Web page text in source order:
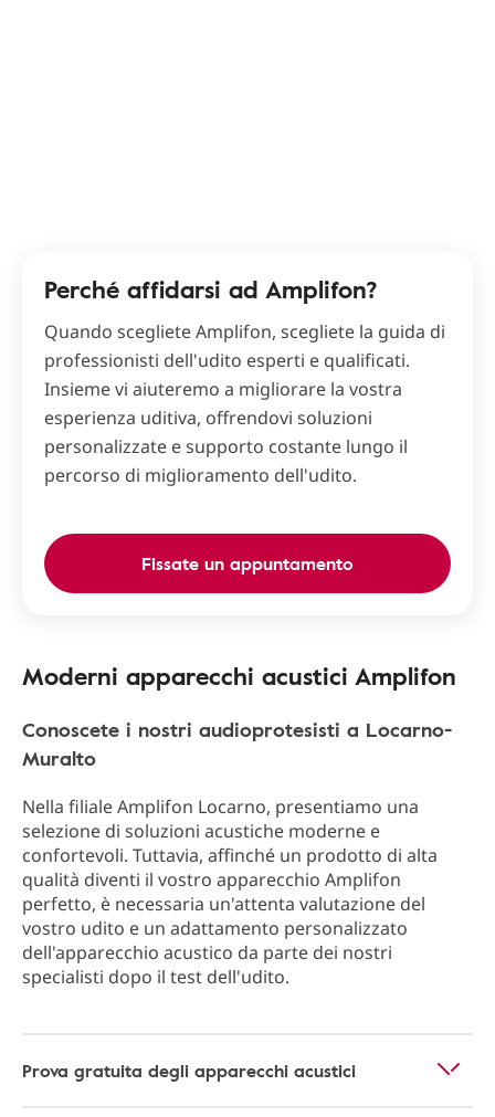
Perché affidarsi ad Amplifon?
Quando scegliete Amplifon, scegliete la guida di
professionisti dell'udito esperti e qualificati.
Insieme vi aiuteremo a migliorare la vostra
esperienza uditiva, offrendovi soluzioni
personalizzate e supporto costante lungo il
percorso di miglioramento dell'udito.
Fissate un appuntamento
Moderni apparecchi acustici Amplifon
Conoscete i nostri audioprotesisti a Locarno-
Muralto
Nella filiale Amplifon Locarno, presentiamo una
selezione di soluzioni acustiche moderne e
confortevoli. Tuttavia, affinché un prodotto di alta
qualità diventi il vostro apparecchio Amplifon
perfetto, è necessaria un'attenta valutazione del
vostro udito e un adattamento personalizzato
dell'apparecchio acustico da parte dei nostri
specialisti dopo il test dell'udito.
Prova gratuita degli apparecchi acustici